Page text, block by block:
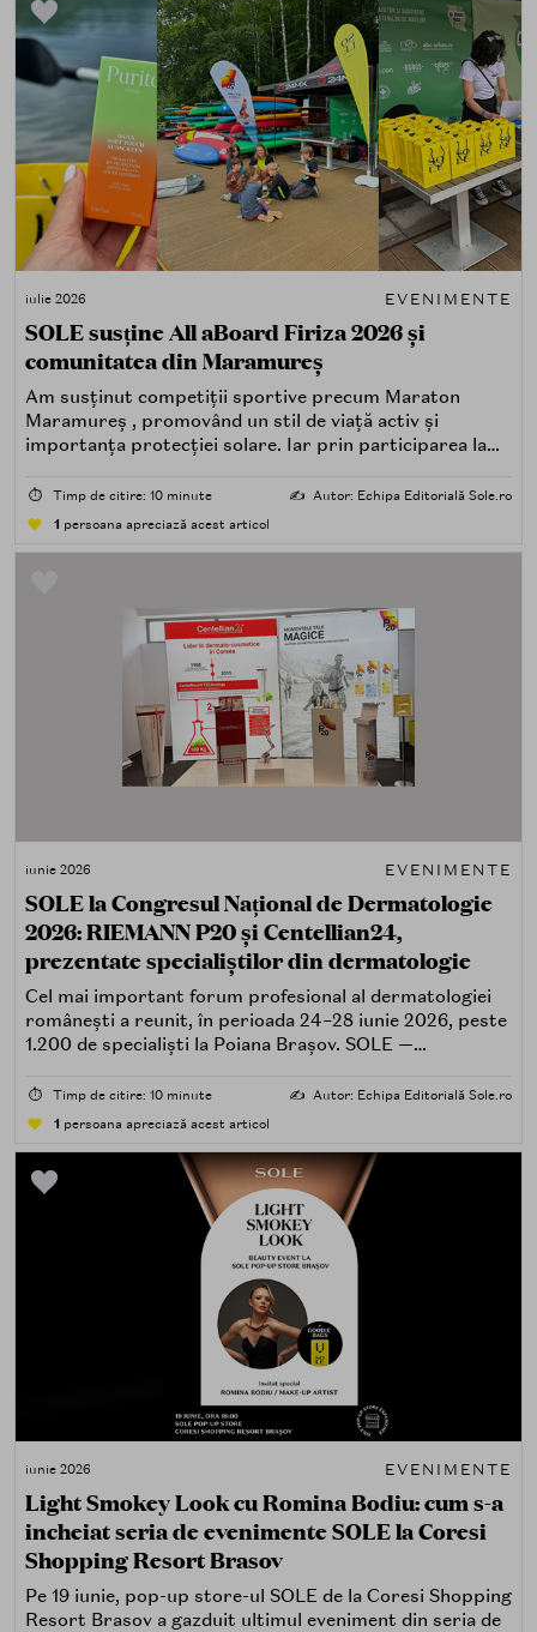
iulie 2026 EVENIMENTE
SOLE susține All aBoard Firiza 2026 și
comunitatea din Maramureș
Am susținut competiții sportive precum Maraton
Maramureș , promovând un stil de viață activ și
importanța protecției solare. Iar prin participarea la
frumusețea începe cu responsabilitatea față de lumea
din jurul nostru.
⏱️ Timp de citire: 10 minute ✍️ Autor: Echipa Editorială Sole.ro
1 persoana apreciază acest articol
iunie 2026 EVENIMENTE
SOLE la Congresul Național de Dermatologie
2026: RIEMANN P20 și Centellian24,
prezentate specialiștilor din dermatologie
Cel mai important forum profesional al dermatologiei
românești a reunit, în perioada 24–28 iunie 2026, peste
1.200 de specialiști la Poiana Brașov. SOLE —
Centellian24 pe piața din România — a participat cu un
stand dedicat, oferind medicilor dermatologi,
despre cele două branduri.
⏱️ Timp de citire: 10 minute ✍️ Autor: Echipa Editorială Sole.ro
1 persoana apreciază acest articol
iunie 2026 EVENIMENTE
Light Smokey Look cu Romina Bodiu: cum s-a
incheiat seria de evenimente SOLE la Coresi
Shopping Resort Brasov
Pe 19 iunie, pop-up store-ul SOLE de la Coresi Shopping
Resort Brasov a gazduit ultimul eveniment din seria de